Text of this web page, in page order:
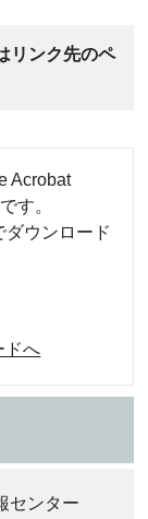
リンク先のペ
Acrobat
す。
ウンロード
ドへ
ンター